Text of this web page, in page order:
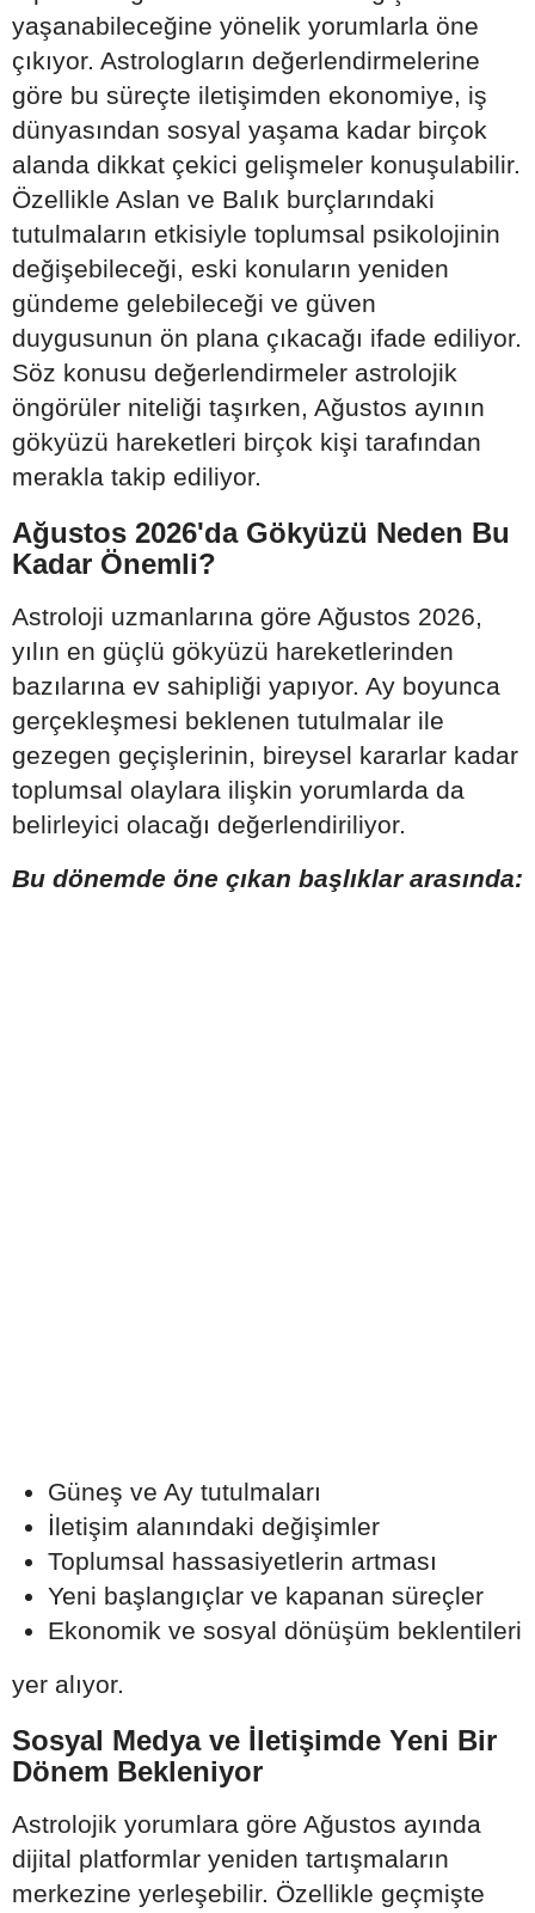
yaşanabileceğine yönelik yorumlarla öne
çıkıyor. Astrologların değerlendirmelerine
göre bu süreçte iletişimden ekonomiye, iş
dünyasından sosyal yaşama kadar birçok
alanda dikkat çekici gelişmeler konuşulabilir.
Özellikle Aslan ve Balık burçlarındaki
tutulmaların etkisiyle toplumsal psikolojinin
değişebileceği, eski konuların yeniden
gündeme gelebileceği ve güven
duygusunun ön plana çıkacağı ifade ediliyor.
Söz konusu değerlendirmeler astrolojik
öngörüler niteliği taşırken, Ağustos ayının
gökyüzü hareketleri birçok kişi tarafından
merakla takip ediliyor.
Ağustos 2026'da Gökyüzü Neden Bu
Kadar Önemli?
Astroloji uzmanlarına göre Ağustos 2026,
yılın en güçlü gökyüzü hareketlerinden
bazılarına ev sahipliği yapıyor. Ay boyunca
gerçekleşmesi beklenen tutulmalar ile
gezegen geçişlerinin, bireysel kararlar kadar
toplumsal olaylara ilişkin yorumlarda da
belirleyici olacağı değerlendiriliyor.
Bu dönemde öne çıkan başlıklar arasında:
Güneş ve Ay tutulmaları
İletişim alanındaki değişimler
Toplumsal hassasiyetlerin artması
Yeni başlangıçlar ve kapanan süreçler
Ekonomik ve sosyal dönüşüm beklentileri
yer alıyor.
Sosyal Medya ve İletişimde Yeni Bir
Dönem Bekleniyor
Astrolojik yorumlara göre Ağustos ayında
dijital platformlar yeniden tartışmaların
merkezine yerleşebilir. Özellikle geçmişte